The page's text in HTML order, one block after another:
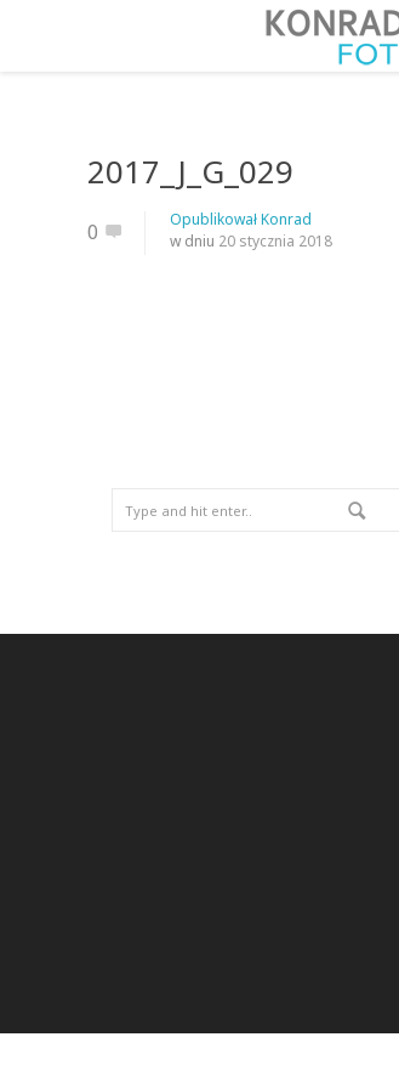
2017_J_G_029
0 OpublikowałKonrad
w dniu 20 stycznia 2018